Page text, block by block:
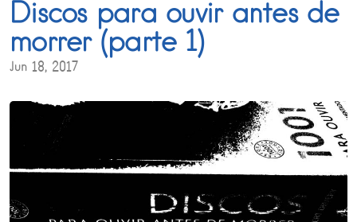
Discos para ouvir antes de
morrer (parte 1)
Jun 18, 2017